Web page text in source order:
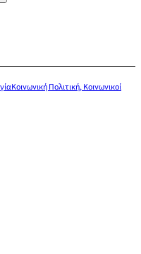
Κοινωνική Πολιτική, Κοινωνικοί